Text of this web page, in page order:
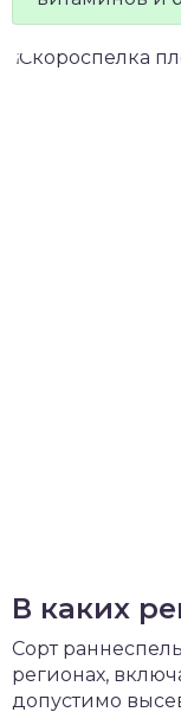
В каких
Сорт
регионах,
допустимо